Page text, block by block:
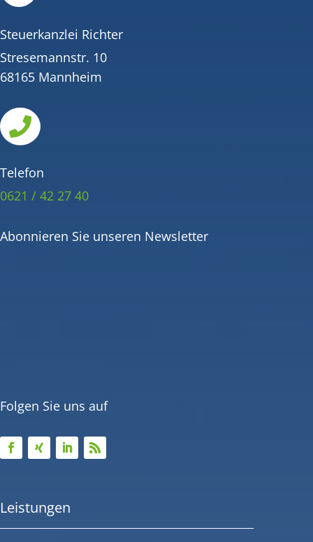
Steuerkanzlei Richter
Stresemannstr. 10
68165 Mannheim

Telefon
0621 / 42 27 40
Abonnieren Sie unseren Newsletter
Folgen Sie uns auf
Leistungen